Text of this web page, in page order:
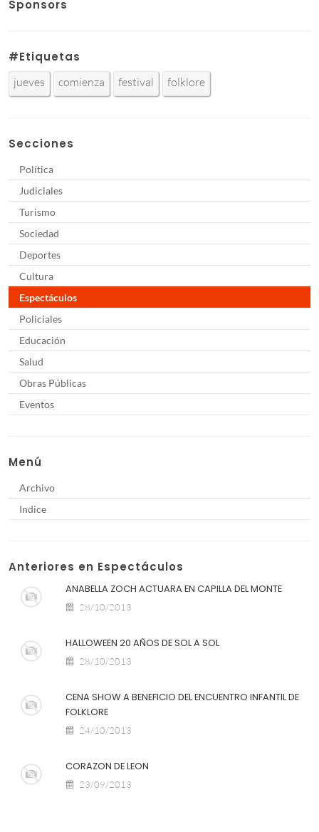
Sponsors
#Etiquetas
jueves comienza festival folklore
Secciones
Política
Judiciales
Turismo
Sociedad
Deportes
Cultura
Espectáculos
Policiales
Educación
Salud
Obras Públicas
Eventos
Menú
Archivo
Indice
Anteriores en Espectáculos
ANABELLA ZOCH ACTUARA EN CAPILLA DEL MONTE
28/10/2013
HALLOWEEN 20 AÑOS DE SOL A SOL
28/10/2013
CENA SHOW A BENEFICIO DEL ENCUENTRO INFANTIL DE
FOLKLORE
24/10/2013
CORAZON DE LEON
23/09/2013